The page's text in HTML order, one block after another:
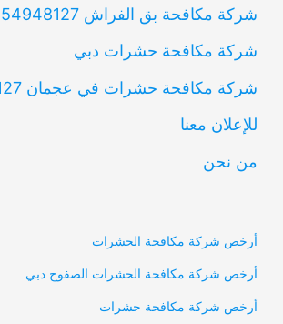
شركة مكافحة بق الفراش 0554948127
شركة مكافحة حشرات دبي
شركة مكافحة حشرات في عجمان 0554948127
للإعلان معنا
من نحن
أرخص شركة مكافحة الحشرات
أرخص شركة مكافحة الحشرات الصفوح دبي
أرخص شركة مكافحة حشرات